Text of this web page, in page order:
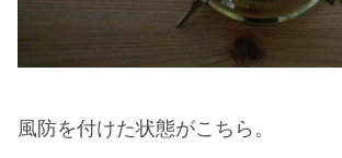
風防を付けた状態がこちら。